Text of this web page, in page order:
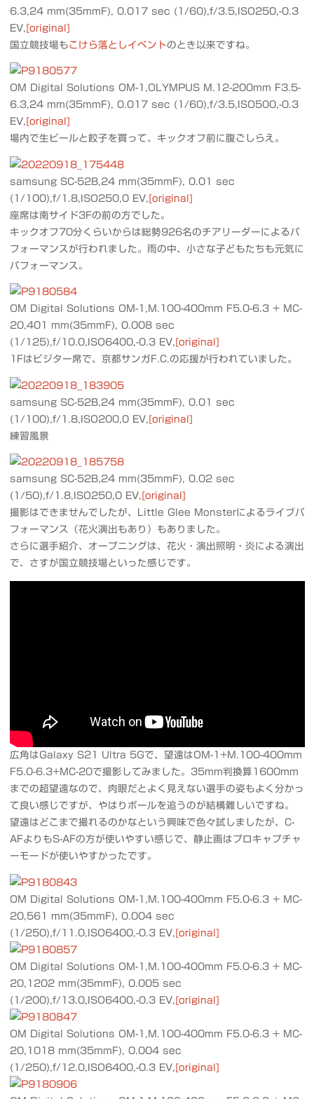
6.3,24 mm(35mmF), 0.017 sec (1/60),f/3.5,ISO250,-0.3
EV, [original]
国立競技場もこけら落としイベントのとき以来ですね。
OM Digital Solutions OM-1,OLYMPUS M.12-200mm F3.5-
6.3,24 mm(35mmF), 0.017 sec (1/60),f/3.5,ISO500,-0.3
EV, [original]
場内で生ビールと餃子を買って、キックオフ前に腹ごしらえ。
samsung SC-52B,24 mm(35mmF), 0.01 sec
(1/100),f/1.8,ISO250,0 EV, [original]
座席は南サイド3Fの前の方でした。
キックオフ70分くらいからは総勢926名のチアリーダーによるパ
フォーマンスが行われました。雨の中、小さな子どもたちも元気に
パフォーマンス。
OM Digital Solutions OM-1,M.100-400mm F5.0-6.3 + MC-
20,401 mm(35mmF), 0.008 sec
(1/125),f/10.0,ISO6400,-0.3 EV, [original]
1Fはビジター席で、京都サンガF.C.の応援が行われていました。
samsung SC-52B,24 mm(35mmF), 0.01 sec
(1/100),f/1.8,ISO200,0 EV, [original]
練習風景
samsung SC-52B,24 mm(35mmF), 0.02 sec
(1/50),f/1.8,ISO250,0 EV, [original]
撮影はできませんでしたが、Little Glee Monsterによるライブパ
フォーマンス（花火演出もあり）もありました。
さらに選手紹介、オープニングは、花火・演出照明・炎による演出
で、さすが国立競技場といった感じです。
広角はGalaxy S21 Ultra 5Gで、望遠はOM-1+M.100-400mm
F5.0-6.3+MC-20で撮影してみました。35mm判換算1600mm
までの超望遠なので、肉眼だとよく見えない選手の姿もよく分かっ
て良い感じですが、やはりボールを追うのが結構難しいですね。
望遠はどこまで撮れるのかなという興味で色々試しましたが、C-
AFよりもS-AFの方が使いやすい感じで、静止画はプロキャプチャ
ーモードが使いやすかったです。
OM Digital Solutions OM-1,M.100-400mm F5.0-6.3 + MC-
20,561 mm(35mmF), 0.004 sec
(1/250),f/11.0,ISO6400,-0.3 EV,[original]
OM Digital Solutions OM-1,M.100-400mm F5.0-6.3 + MC-
20,1202 mm(35mmF), 0.005 sec
(1/200),f/13.0,ISO6400,-0.3 EV,[original]
OM Digital Solutions OM-1,M.100-400mm F5.0-6.3 + MC-
20,1018 mm(35mmF), 0.004 sec
(1/250),f/12.0,ISO6400,-0.3 EV,[original]